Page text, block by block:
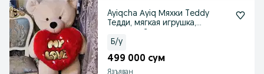
Ayiqcha Аyiq Мяхки Teddy
Тедди, мягкая игрушка,
Б/у
499 000 сум
Язъяван